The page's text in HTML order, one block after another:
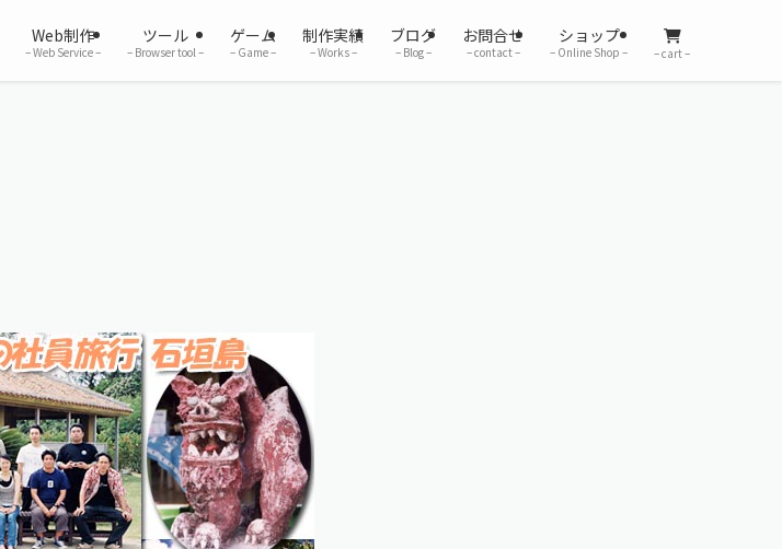
Web制作
– Web Service –
ツール
– Browser tool –
ゲーム
– Game –
制作実績
– Works –
ブログ
– Blog –
お問合せ
– contact –
ショップ
– Online Shop – – cart –